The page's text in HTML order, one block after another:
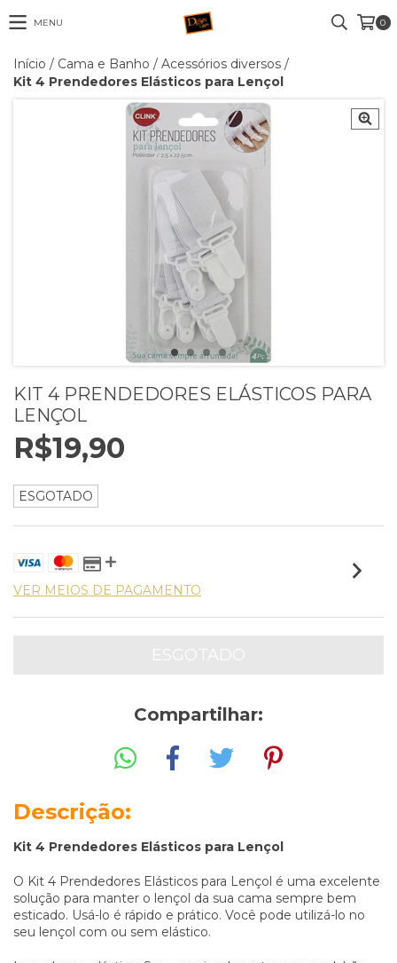
MENU 0
Início / Cama e Banho / Acessórios diversos /
Kit 4 Prendedores Elásticos para Lençol
KIT 4 PRENDEDORES ELÁSTICOS PARA
LENÇOL
R$19,90
ESGOTADO
VER MEIOS DE PAGAMENTO
Compartilhar:
Descrição:
Kit 4 Prendedores Elásticos para Lençol
O Kit 4 Prendedores Elásticos para Lençol é uma excelente
solução para manter o lençol da sua cama sempre bem
esticado. Usá-lo é rápido e prático. Você pode utilizá-lo no
seu lençol com ou sem elástico.